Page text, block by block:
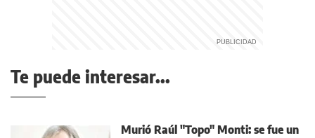
Te puede interesar...
Murió Raúl "Topo" Monti: se fue un